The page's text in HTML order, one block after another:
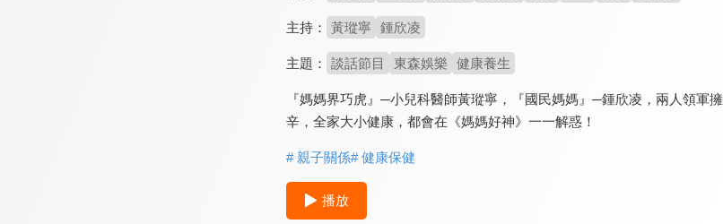
主持： 黃瑽寧 鍾欣凌
主題： 談話節目 東森娛樂 健康養生
『媽媽界巧虎』─小兒科醫師黃瑽寧，『國民媽媽』─鍾欣凌，兩人領
辛，全家大小健康，都會在《媽媽好神》一一解惑！
# 親子關係# 健康保健
播放